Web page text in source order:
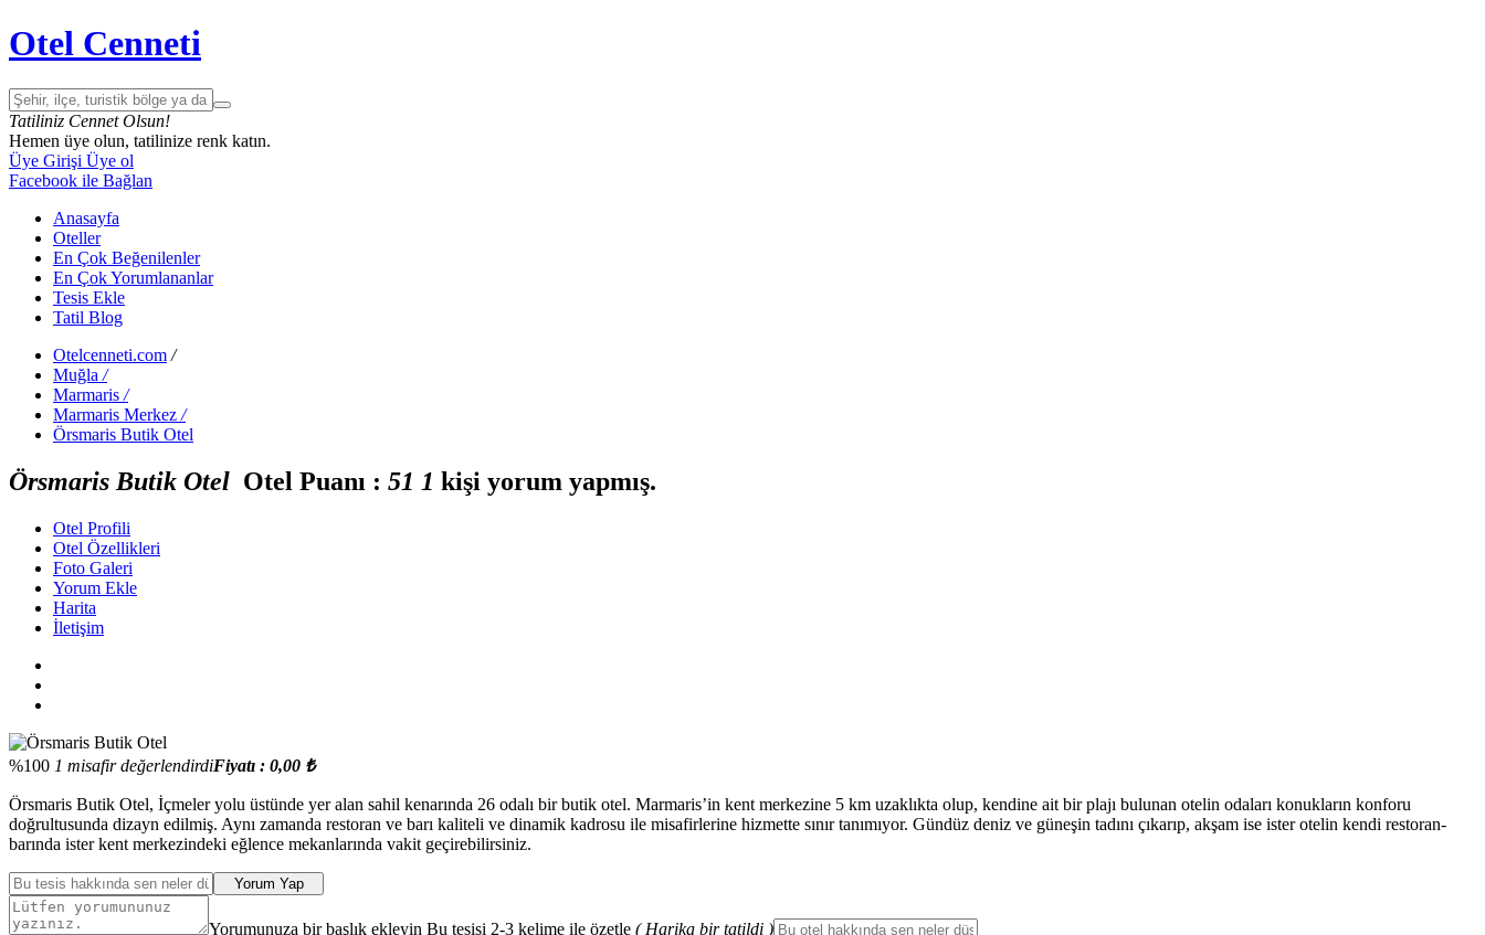
Otel Cenneti
Tatiliniz Cennet Olsun!
Hemen üye olun, tatilinize renk katın.
Üye Girişi Üye ol
Facebook ile Bağlan
Anasayfa
Oteller
En Çok Beğenilenler
En Çok Yorumlananlar
Tesis Ekle
Tatil Blog
Otelcenneti.com /
Muğla /
Marmaris /
Marmaris Merkez /
Örsmaris Butik Otel
Örsmaris Butik Otel Otel Puanı : 51 1 kişi yorum yapmış.
Otel Profili
Otel Özellikleri
Foto Galeri
Yorum Ekle
Harita
İletişim
%100 1 misafir değerlendirdiFiyatı : 0,00 ₺
Örsmaris Butik Otel, İçmeler yolu üstünde yer alan sahil kenarında 26 odalı bir butik otel. Marmaris’in kent merkezine 5 km uzaklıkta olup, kendine ait bir plajı bulunan otelin odaları konukların konforu
doğrultusunda dizayn edilmiş. Aynı zamanda restoran ve barı kaliteli ve dinamik kadrosu ile misafirlerine hizmette sınır tanımıyor. Gündüz deniz ve güneşin tadını çıkarıp, akşam ise ister otelin kendi restoran-
barında ister kent merkezindeki eğlence mekanlarında vakit geçirebilirsiniz.
Yorum Yap
Yorumunuza bir başlık ekleyin Bu tesisi 2-3 kelime ile özetle ( Harika bir tatildi )